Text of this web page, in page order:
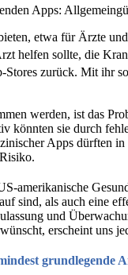
Apps:
etwa für Ärzte
helfen sollte, die
Stores zurück. Mit ihr
werden, ist das
könnten sie durch
Apps dürften
amerikanische
sind, als auch eine
und
erscheint uns
grundlegende